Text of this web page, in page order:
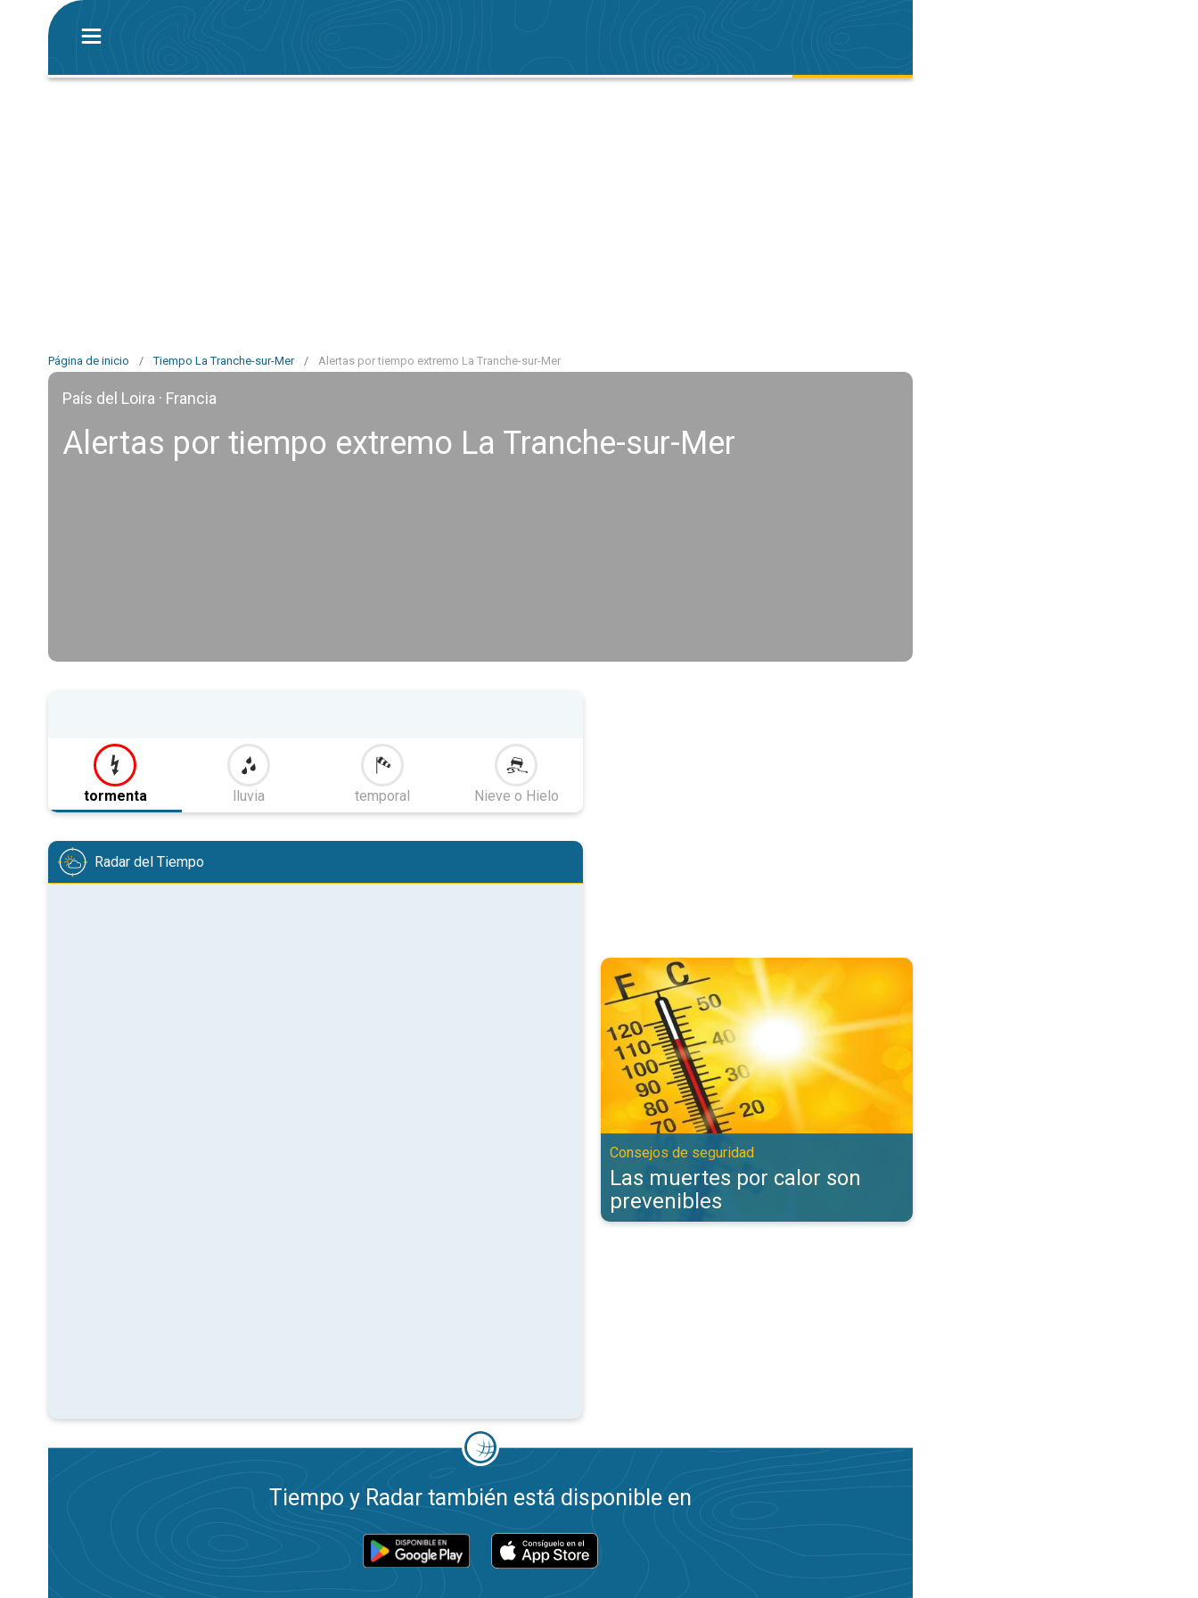
Página de inicio / Tiempo La Tranche-sur-Mer / Alertas por tiempo extremo La Tranche-sur-Mer
País del Loira · Francia
Alertas por tiempo extremo La Tranche-sur-Mer
tormenta lluvia temporal Nieve o Hielo
Radar del Tiempo
Las muertes por calor son prevenibles. Consejos de seguridad. . .
Consejos de seguridad
Las muertes por calor son
prevenibles
Tiempo y Radar también está disponible en